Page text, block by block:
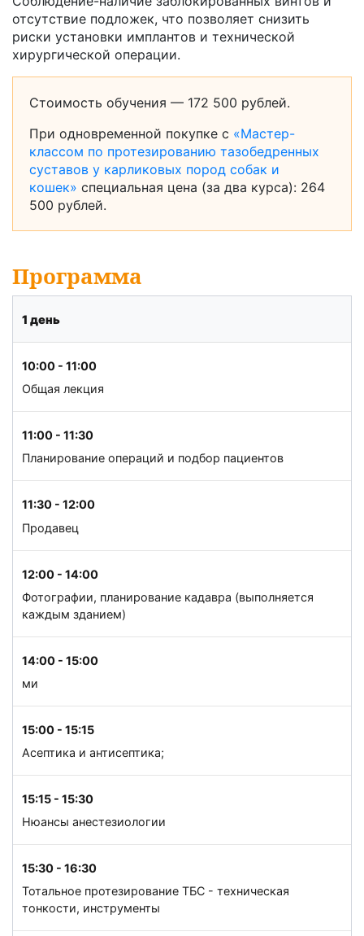
отсутствие подложек, что позволяет снизить
риски установки имплантов и технической
хирургической операции.
Стоимость обучения — 172 500 рублей.
При одновременной покупке с «Мастер-
классом по протезированию тазобедренных
суставов у карликовых пород собак и
кошек» специальная цена (за два курса): 264
500 рублей.
Программа
1 день
10:00 - 11:00
Общая лекция
11:00 - 11:30
Планирование операций и подбор пациентов
11:30 - 12:00
Продавец
12:00 - 14:00
Фотографии, планирование кадавра (выполняется
каждым зданием)
14:00 - 15:00
ми
15:00 - 15:15
Асептика и антисептика;
15:15 - 15:30
Нюансы анестезиологии
15:30 - 16:30
Тотальное протезирование ТБС - техническая
тонкости, инструменты